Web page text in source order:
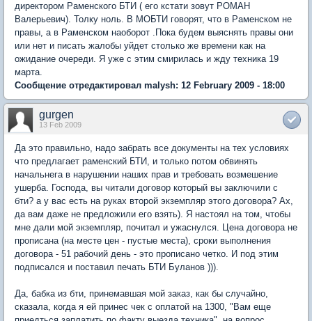
директором Раменского БТИ ( его кстати зовут РОМАН
Валерьевич). Толку ноль. В МОБТИ говорят, что в Раменском не
правы, а в Раменском наоборот .Пока будем выяснять правы они
или нет и писать жалобы уйдет столько же времени как на
ожидание очереди. Я уже с этим смирилась и жду техника 19
марта.
Сообщение отредактировал malysh: 12 February 2009 - 18:00
gurgen
13 Feb 2009
Да это правильно, надо забрать все документы на тех условиях
что предлагает раменский БТИ, и только потом обвинять
начальнега в нарушении наших прав и требовать возмешение
ушерба. Господа, вы читали договор который вы заключили с
бти? а у вас есть на руках второй экземпляр этого договора? Ах,
да вам даже не предложили его взять). Я настоял на том, чтобы
мне дали мой экземпляр, почитал и ужаснулся. Цена договора не
прописана (на месте цен - пустые места), сроки выполнения
договора - 51 рабочий день - это прописано четко. И под этим
подписался и поставил печать БТИ Буланов ))).
Да, бабка из бти, принемавшая мой заказ, как бы случайно,
сказала, когда я ей принес чек с оплатой на 1300, "Вам еще